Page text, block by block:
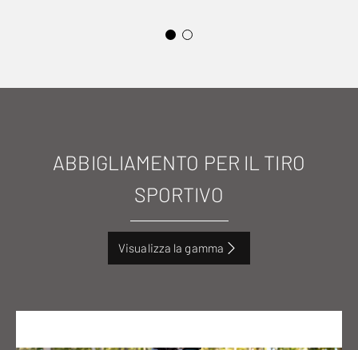
ABBIGLIAMENTO PER IL TIRO
SPORTIVO
Visualizza la gamma